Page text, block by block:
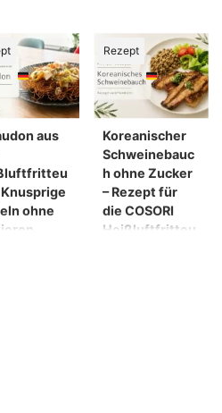
aus
Knusprige
ohne
Rezept
Koreanischer
Schweinebauc
h ohne Zucker
– Rezept für
die COSORI
Heißluftfritteu